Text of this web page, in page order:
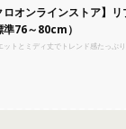
ロオンラインストア】
準76～80cm）
ットとミディ丈でトレンド感たっぷ